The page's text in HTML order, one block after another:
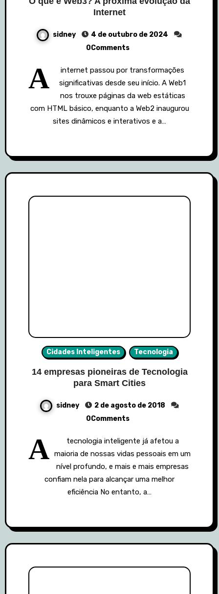
Internet
sidney
4 de outubro de 2024
0Comments
A
internet passou por transformações
significativas desde seu início. A Web1
nos trouxe páginas da web estáticas
com HTML básico, enquanto a Web2 inaugurou
sites dinâmicos e interativos e a…
Cidades Inteligentes Tecnologia
14 empresas pioneiras de Tecnologia
para Smart Cities
sidney
2 de agosto de 2018
0Comments
A
tecnologia inteligente já afetou a
maioria de nossas vidas pessoais em um
nível profundo, e mais e mais empresas
confiam nela para alcançar uma melhor
eficiência No entanto, a…